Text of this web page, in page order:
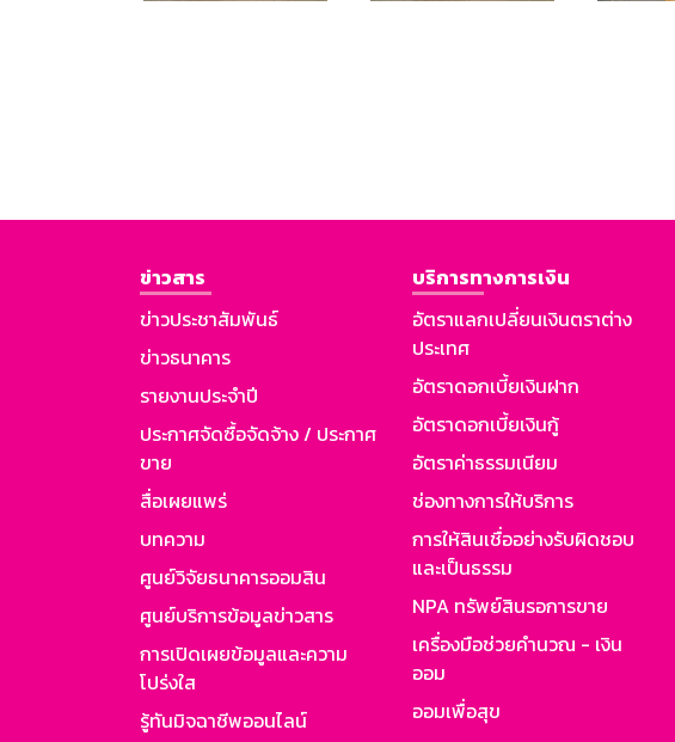
ข่าวสาร
ข่าวประชาสัมพันธ์
ข่าวธนาคาร
รายงานประจำปี
ประกาศจัดซื้อจัดจ้าง / ประกาศ
ขาย
สื่อเผยแพร่
บทความ
ศูนย์วิจัยธนาคารออมสิน
ศูนย์บริการข้อมูลข่าวสาร
การเปิดเผยข้อมูลและความ
โปร่งใส
รู้ทันมิจฉาชีพออนไลน์
บริการทางการเงิน
อัตราแลกเปลี่ยนเงินตราต่าง
ประเทศ
อัตราดอกเบี้ยเงินฝาก
อัตราดอกเบี้ยเงินกู้
อัตราค่าธรรมเนียม
ช่องทางการให้บริการ
การให้สินเชื่ออย่างรับผิดชอบ
และเป็นธรรม
NPA ทรัพย์สินรอการขาย
เครื่องมือช่วยคำนวณ - เงิน
ออม
ออมเพื่อสุข